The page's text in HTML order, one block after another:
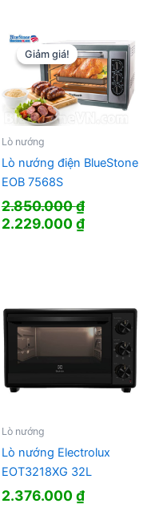
Giảm giá!
Giảm giá!
Lò nướng
Lò nướng điện BlueStone
EOB 7568S
2.850.000₫
Giá
2.229.000₫Giá
Lò nướng
Lò nướng Electrolux
EOT3218XG 32L
2.376.000₫